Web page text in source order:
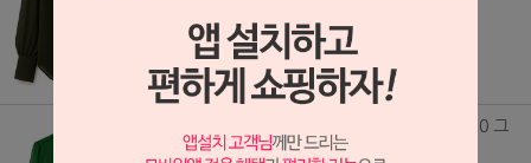
(DS250917) 쉬폰 망사 셔츠 SD VIVIAN_530 그
린